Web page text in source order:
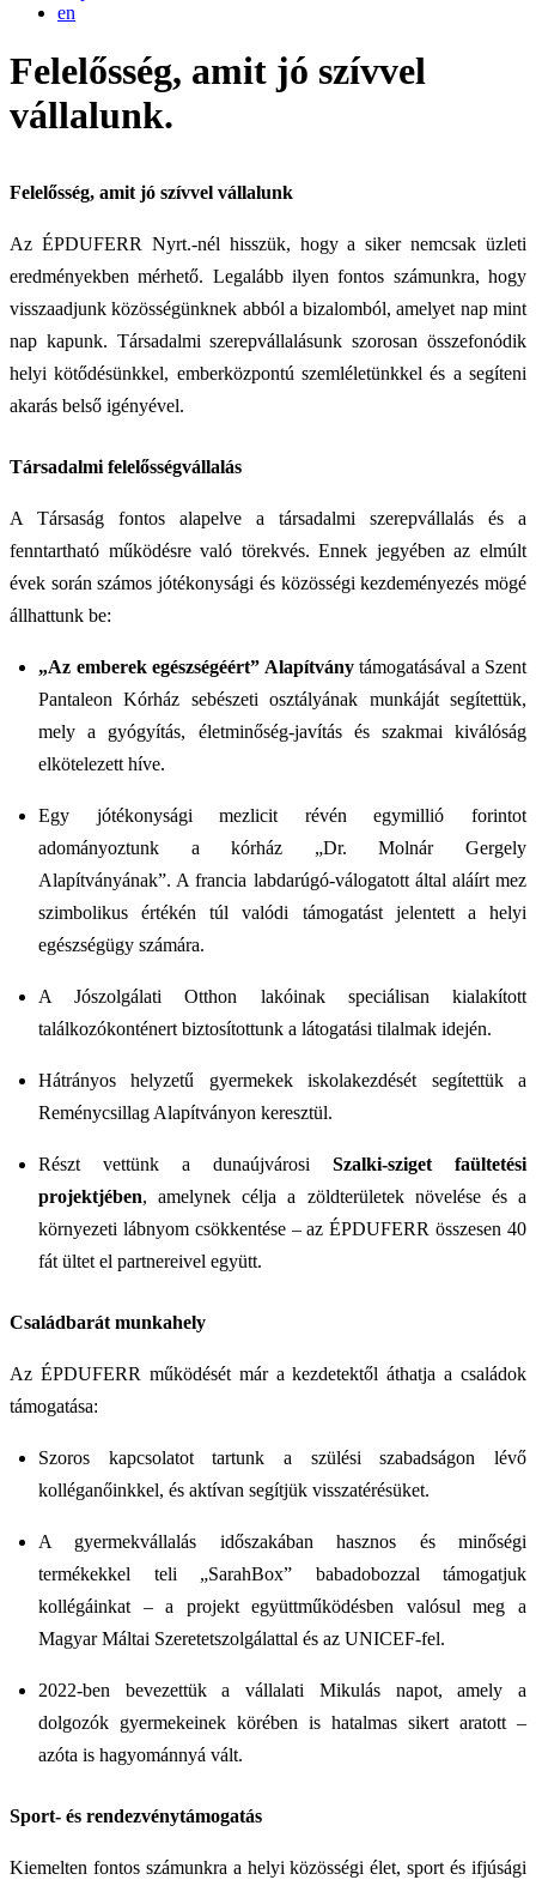
en
Felelősség, amit jó szívvel
vállalunk.
Felelősség, amit jó szívvel vállalunk
Az ÉPDUFERR Nyrt.-nél hisszük, hogy a siker nemcsak üzleti
eredményekben mérhető. Legalább ilyen fontos számunkra, hogy
visszaadjunk közösségünknek abból a bizalomból, amelyet nap mint
nap kapunk. Társadalmi szerepvállalásunk szorosan összefonódik
helyi kötődésünkkel, emberközpontú szemléletünkkel és a segíteni
akarás belső igényével.
Társadalmi felelősségvállalás
A Társaság fontos alapelve a társadalmi szerepvállalás és a
fenntartható működésre való törekvés. Ennek jegyében az elmúlt
évek során számos jótékonysági és közösségi kezdeményezés mögé
állhattunk be:
„Az emberek egészségéért” Alapítványtámogatásával a Szent
Pantaleon Kórház sebészeti osztályának munkáját segítettük,
mely a gyógyítás, életminőség-javítás és szakmai kiválóság
elkötelezett híve.
Egy jótékonysági mezlicit révén egymillió forintot
adományoztunk a kórház „Dr. Molnár Gergely
Alapítványának”. A francia labdarúgó-válogatott által aláírt mez
szimbolikus értékén túl valódi támogatást jelentett a helyi
egészségügy számára.
A Jószolgálati Otthon lakóinak speciálisan kialakított
találkozókonténert biztosítottunk a látogatási tilalmak idején.
Hátrányos helyzetű gyermekek iskolakezdését segítettük a
Reménycsillag Alapítványon keresztül.
Részt vettünk a dunaújvárosi Szalki-sziget faültetési
projektjében, amelynek célja a zöldterületek növelése és a
környezeti lábnyom csökkentése – az ÉPDUFERR összesen 40
fát ültet el partnereivel együtt.
Családbarát munkahely
Az ÉPDUFERR működését már a kezdetektől áthatja a családok
támogatása:
Szoros kapcsolatot tartunk a szülési szabadságon lévő
kolléganőinkkel, és aktívan segítjük visszatérésüket.
A gyermekvállalás időszakában hasznos és minőségi
termékekkel teli „SarahBox” babadobozzal támogatjuk
kollégáinkat – a projekt együttműködésben valósul meg a
Magyar Máltai Szeretetszolgálattal és az UNICEF-fel.
2022-ben bevezettük a vállalati Mikulás napot, amely a
dolgozók gyermekeinek körében is hatalmas sikert aratott –
azóta is hagyománnyá vált.
Sport- és rendezvénytámogatás
Kiemelten fontos számunkra a helyi közösségi élet, sport és ifjúsági